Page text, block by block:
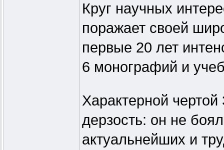
Круг научных
поражает своей
первые 20 лет
6 монографий и
Характерной
дерзость: он не
актуальнейших и